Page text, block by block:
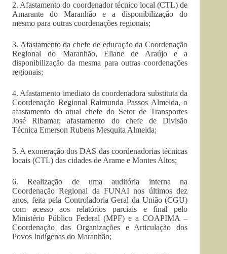
2. Afastamento do coordenador técnico local (CTL) de
Amarante do Maranhão e a disponibilização do
mesmo para outras coordenações regionais;
3. Afastamento da chefe de educação da Coordenação
Regional do Maranhão, Eliane de Araújo e a
disponibilização da mesma para outras coordenações
regionais;
4. Afastamento imediato da coordenadora substituta da
Coordenação Regional Raimunda Passos Almeida, o
afastamento do atual chefe do Setor de Transportes
José Ribamar, afastamento do chefe de Divisão
Técnica Emerson Rubens Mesquita Almeida;
5. A exoneração dos DAS das coordenadorias técnicas
locais (CTL) das cidades de Arame e Montes Altos;
6. Realização de uma auditória interna na
Coordenação Regional da FUNAI nos últimos dez
anos, feita pela Controladoria Geral da União (CGU)
com acesso aos relatórios parciais e final pelo
Ministério Público Federal (MPF) e a COAPIMA –
Coordenação das Organizações e Articulação dos
Povos Indígenas do Maranhão;